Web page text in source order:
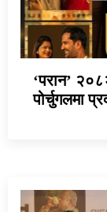
‘परान’
पोर्चुगलमा